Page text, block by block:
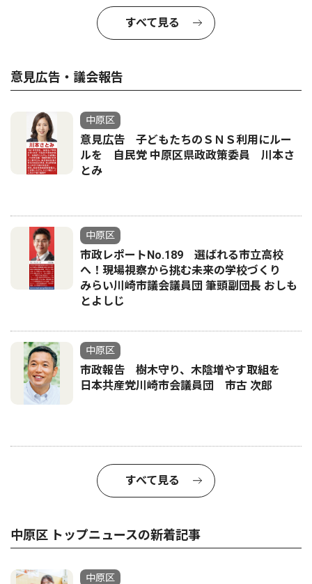
すべて見る
意見広告・議会報告
中原区
意見広告 子どもたちのＳＮＳ利用にルー
ルを 自民党 中原区県政政策委員 川本さ
とみ
中原区
市政レポートNo.189 選ばれる市立高校
へ！現場視察から挑む未来の学校づくり
みらい川崎市議会議員団 筆頭副団長 おしも
とよしじ
中原区
市政報告 樹木守り、木陰増やす取組を
日本共産党川崎市会議員団 市古 次郎
すべて見る
中原区 トップニュースの新着記事
中原区